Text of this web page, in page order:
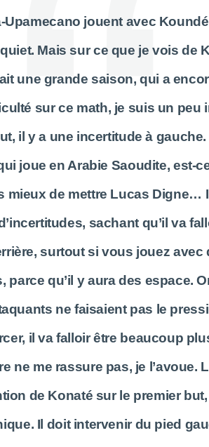
Upamecano jouent avec
Mais sur ce que je vois de
une grande saison, qui a
sur ce math, je suis un peu
il y a une incertitude à
joue en Arabie Saoudite, est-
mieux de mettre Lucas Digne…
sachant qu’il va
surtout si vous jouez avec
parce qu’il y aura des espace.
ne faisaient pas le
il va falloir être beaucoup
ne me rassure pas, je l’avoue.
de Konaté sur le premier
Il doit intervenir du pied